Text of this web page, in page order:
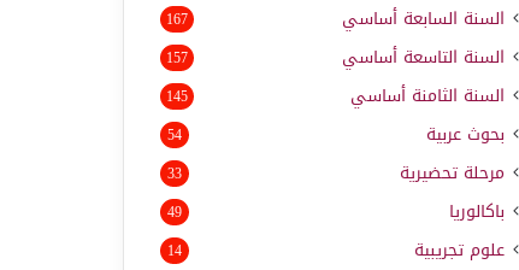
السنة السابعة أساسي 167
السنة التاسعة أساسي 157
السنة الثامنة أساسي 145
بحوث عربية 54
مرحلة تحضيرية 33
باكالوريا 49
علوم تجريبية 14